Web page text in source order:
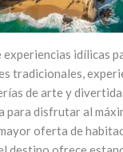
idílicas
tradicionales,
de arte y
para disfrutar al
oferta de